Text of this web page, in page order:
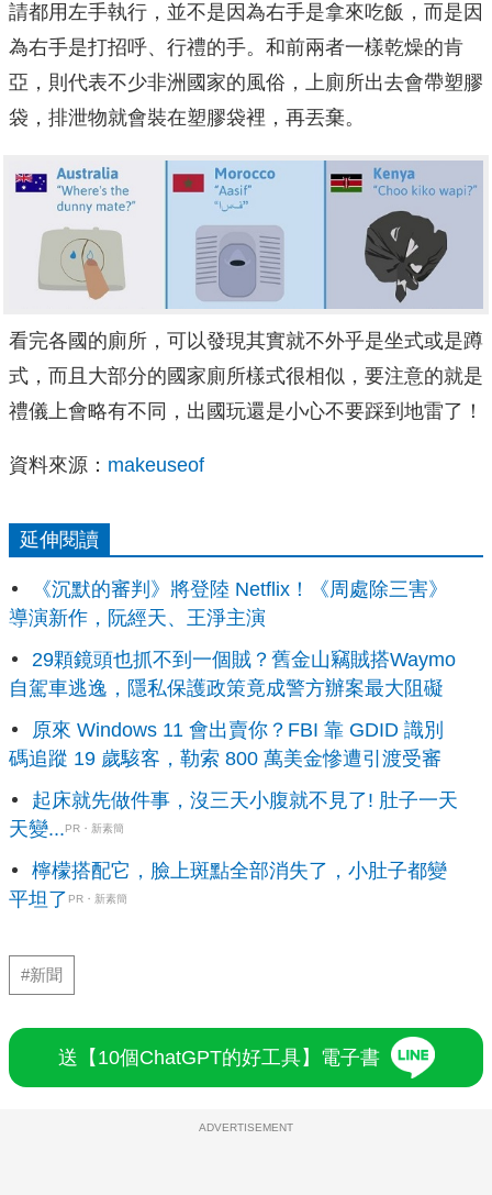
請都用左手執行，並不是因為右手是拿來吃飯，而是因
為右手是打招呼、行禮的手。和前兩者一樣乾燥的肯
亞，則代表不少非洲國家的風俗，上廁所出去會帶塑膠
袋，排泄物就會裝在塑膠袋裡，再丟棄。
看完各國的廁所，可以發現其實就不外乎是坐式或是蹲
式，而且大部分的國家廁所樣式很相似，要注意的就是
禮儀上會略有不同，出國玩還是小心不要踩到地雷了！
資料來源： makeuseof
延伸閱讀
《沉默的審判》將登陸 Netflix！《周處除三害》
導演新作，阮經天、王淨主演
29顆鏡頭也抓不到一個賊？舊金山竊賊搭Waymo
自駕車逃逸，隱私保護政策竟成警方辦案最大阻礙
原來 Windows 11 會出賣你？FBI 靠 GDID 識別
碼追蹤 19 歲駭客，勒索 800 萬美金慘遭引渡受審
起床就先做件事，沒三天小腹就不見了! 肚子一天
天變...PR・新素簡
檸檬搭配它，臉上斑點全部消失了，小肚子都變
平坦了 PR・新素簡
#新聞
送【10個ChatGPT的好工具】電子書
ADVERTISEMENT